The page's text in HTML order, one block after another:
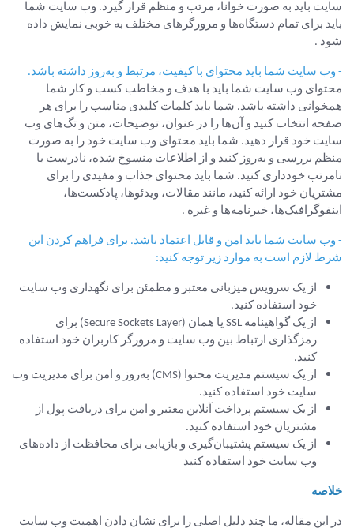
سایت باید به صورت خوانا، مرتب و منظم قرار گیرد. وب سایت شما
باید برای تمام دستگاه‌ها و مرورگرهای مختلف به خوبی نمایش داده
شود .
- وب سایت شما باید محتوای با کیفیت، مرتبط و به‌روز داشته باشد.
محتوای وب سایت شما باید با هدف و مخاطب کسب و کار شما
همخوانی داشته باشد. شما باید کلمات کلیدی مناسب را برای هر
صفحه انتخاب کنید و آن‌ها را در عنوان، توضیحات، متن و تگ‌های وب
سایت خود قرار دهید. شما باید محتوای وب سایت خود را به صورت
منظم بررسی و به‌روز کنید و از اطلاعات منسوخ شده، نادرست یا
نامرتب خودداری کنید. شما باید محتوای جذاب و مفیدی را برای
مشتریان خود ارائه کنید، مانند مقالات، ویدئوها، پادکست‌ها،
اینفوگرافیک‌ها، خبرنامه‌ها و غیره .
- وب سایت شما باید امن و قابل اعتماد باشد. برای فراهم کردن این
شرط لازم است به موارد زیر توجه کنید:
از یک سرویس میزبانی معتبر و مطمئن برای نگهداری وب سایت
خود استفاده کنید.
از یک گواهینامه SSL یا همان (Secure Sockets Layer) برای
رمزگذاری ارتباط بین وب سایت و مرورگر کاربران خود استفاده
کنید.
از یک سیستم مدیریت محتوا (CMS) به‌روز و امن برای مدیریت وب
سایت خود استفاده کنید.
از یک سیستم پرداخت آنلاین معتبر و امن برای دریافت پول از
مشتریان خود استفاده کنید.
از یک سیستم پشتیبان‌گیری و بازیابی برای محافظت از داده‌های
وب سایت خود استفاده کنید
خلاصه
در این مقاله، ما چند دلیل اصلی را برای نشان دادن اهمیت وب سایت